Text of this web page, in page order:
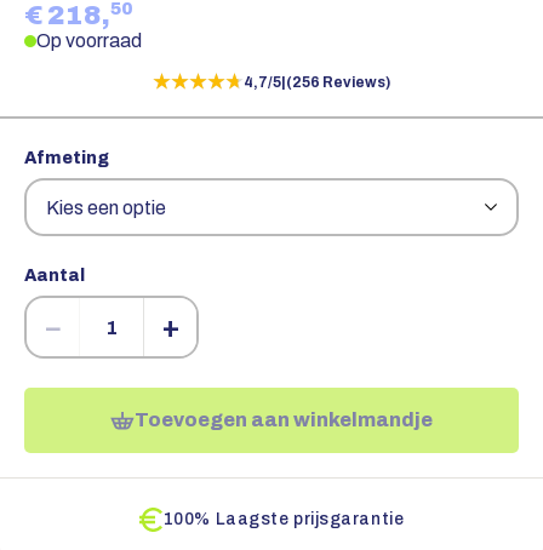
€ 218,50
Op voorraad
★★★★★
★★★★★4,7/5 (256 Reviews)
Afmeting
Aantal
− +
Toevoegen aan winkelmandje
100% Laagste prijsgarantie